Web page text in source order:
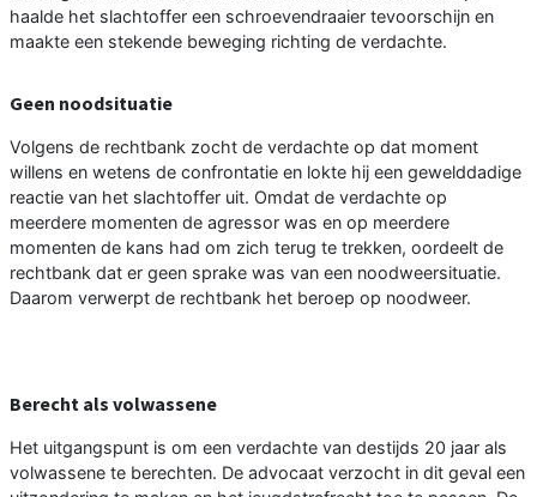
haalde het slachtoffer een schroevendraaier tevoorschijn en
maakte een stekende beweging richting de verdachte.
Geen noodsituatie
Volgens de rechtbank zocht de verdachte op dat moment
willens en wetens de confrontatie en lokte hij een gewelddadige
reactie van het slachtoffer uit. Omdat de verdachte op
meerdere momenten de agressor was en op meerdere
momenten de kans had om zich terug te trekken, oordeelt de
rechtbank dat er geen sprake was van een noodweersituatie.
Daarom verwerpt de rechtbank het beroep op noodweer.
Berecht als volwassene
Het uitgangspunt is om een verdachte van destijds 20 jaar als
volwassene te berechten. De advocaat verzocht in dit geval een